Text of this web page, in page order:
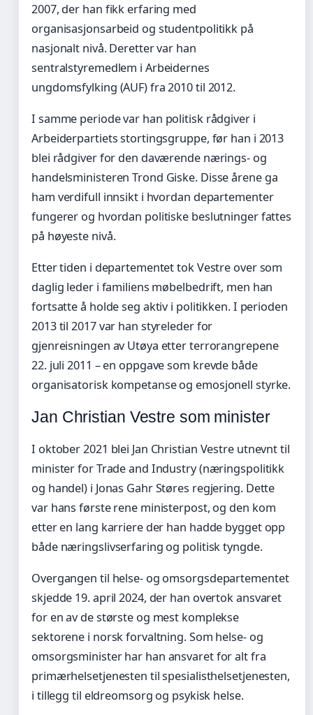
2007, der han fikk erfaring med
organisasjonsarbeid og studentpolitikk på
nasjonalt nivå. Deretter var han
sentralstyremedlem i Arbeidernes
ungdomsfylking (AUF) fra 2010 til 2012.
I samme periode var han politisk rådgiver i
Arbeiderpartiets stortingsgruppe, før han i 2013
blei rådgiver for den daværende nærings- og
handelsministeren Trond Giske. Disse årene ga
ham verdifull innsikt i hvordan departementer
fungerer og hvordan politiske beslutninger fattes
på høyeste nivå.
Etter tiden i departementet tok Vestre over som
daglig leder i familiens møbelbedrift, men han
fortsatte å holde seg aktiv i politikken. I perioden
2013 til 2017 var han styreleder for
gjenreisningen av Utøya etter terrorangrepene
22. juli 2011 – en oppgave som krevde både
organisatorisk kompetanse og emosjonell styrke.
Jan Christian Vestre som minister
I oktober 2021 blei Jan Christian Vestre utnevnt til
minister for Trade and Industry (næringspolitikk
og handel) i Jonas Gahr Støres regjering. Dette
var hans første rene ministerpost, og den kom
etter en lang karriere der han hadde bygget opp
både næringslivserfaring og politisk tyngde.
Overgangen til helse- og omsorgsdepartementet
skjedde 19. april 2024, der han overtok ansvaret
for en av de største og mest komplekse
sektorene i norsk forvaltning. Som helse- og
omsorgsminister har han ansvaret for alt fra
primærhelsetjenesten til spesialisthelsetjenesten,
i tillegg til eldreomsorg og psykisk helse.